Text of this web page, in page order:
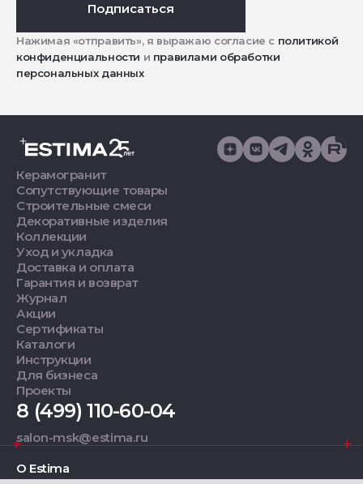
Подписаться
Нажимая «отправить», я выражаю согласие с политикой
конфиденциальности и правилами обработки
персональных данных
Керамогранит
Сопутствующие товары
Строительные смеси
Декоративные изделия
Коллекции
Уход и укладка
Доставка и оплата
Гарантия и возврат
Журнал
Акции
Сертификаты
Каталоги
Инструкции
Для бизнеса
Проекты
8 (499) 110-60-04
salon-msk@estima.ru
О Estima